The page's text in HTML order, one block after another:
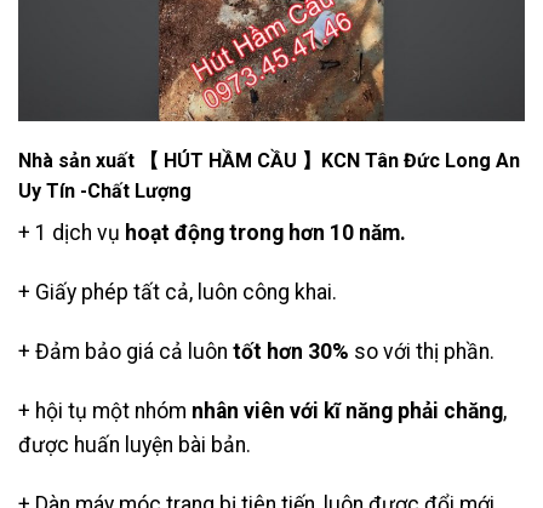
Nhà sản xuất 【 HÚT HẦM CẦU 】KCN Tân Đức Long An
Uy Tín -Chất Lượng
+ 1 dịch vụ hoạt động trong hơn 10 năm.
+ Giấy phép tất cả, luôn công khai.
+ Đảm bảo giá cả luôn tốt hơn 30% so với thị phần.
+ hội tụ một nhóm nhân viên với kĩ năng phải chăng,
được huấn luyện bài bản.